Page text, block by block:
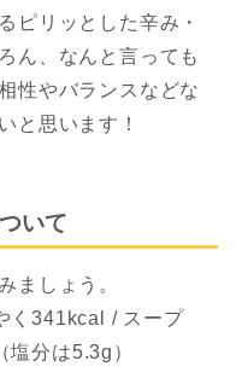
ピリッとした辛み・
ん、なんと言っても
性やバランスなどな
と思います！
いて
ましょう。
く341kcal / スープ
分は5.3g）